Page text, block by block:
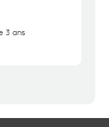
3 ans